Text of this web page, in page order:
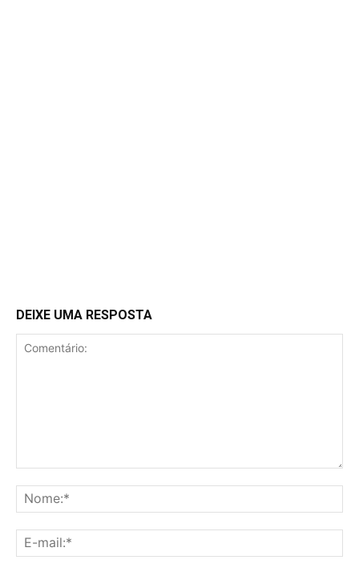
DEIXE UMA RESPOSTA